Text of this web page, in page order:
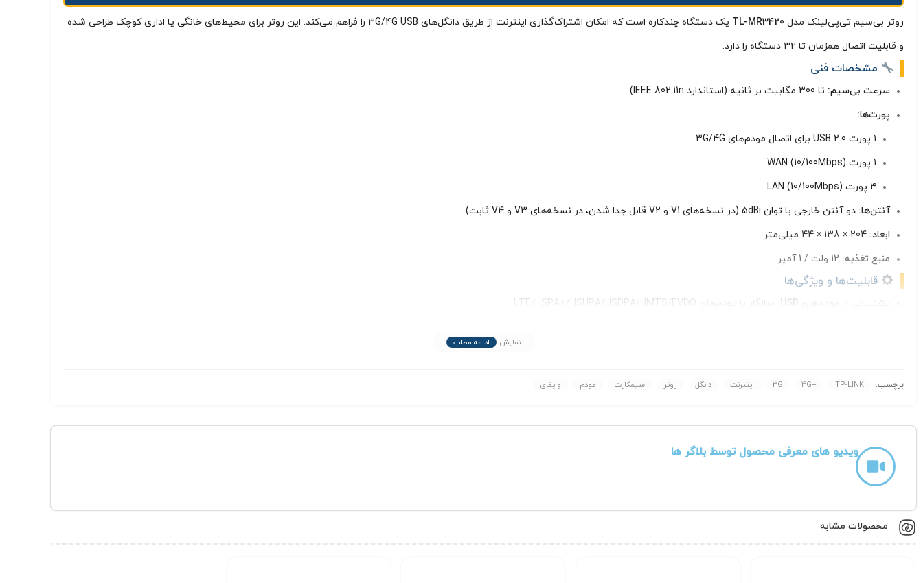
روتر بی‌سیم تی‌پی‌لینک مدل TL-MR3420 یک دستگاه چندکاره است که امکان اشتراک‌گذاری اینترنت از طریق دانگل‌های 3G/4G USB را فراهم می‌کند.
این روتر برای محیط‌های خانگی یا اداری کوچک طراحی شده
و قابلیت اتصال همزمان تا ۳۲ دستگاه را دارد.
مشخصات فنی
سرعت بی‌سیم: تا 300 مگابیت بر ثانیه (استاندارد IEEE 802.11n)
پورت‌ها:
۱ پورت USB 2.0 برای اتصال مودم‌های 3G/4G
۱ پورت WAN (10/100Mbps)
۴ پورت LAN (10/100Mbps)
آنتن‌ها: دو آنتن خارجی با توان 5dBi (در نسخه‌های V1 و V2 قابل جدا شدن، در نسخه‌های V3 و V4 ثابت)
ابعاد: 204 × 138 × 44 میلی‌متر
منبع تغذیه: 12 ولت / 1 آمپر
قابلیت‌ها و ویژگی‌ها
پشتیبانی از مودم‌های USB:
سازگار با مودم‌های LTE/HSPA+/HSUPA/HSDPA/UMTS/EVDO
می‌تواند اتصال پایدار و قابل اعتمادی را فراهم کند.
نمایش ادامه مطلب
برچسب: 3G 4G+ TP-LINK اینترنت دانگل روتر سیمکارت مودم وایفای
ویدیو های معرفی محصول توسط بلاگر ها
محصولات مشابه